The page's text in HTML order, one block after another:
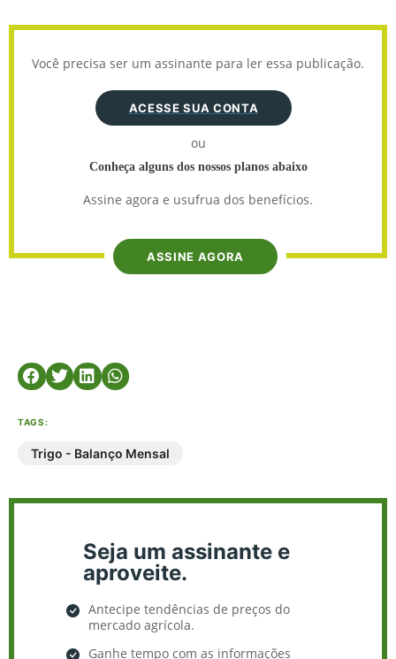
Você precisa ser um assinante para ler essa publicação.
ACESSE SUA CONTA
ou
Conheça alguns dos nossos planos abaixo
Assine agora e usufrua dos benefícios.
ASSINE AGORA
TAGS:
Trigo - Balanço Mensal
Seja um assinante e
aproveite.
Antecipe tendências de preços do
mercado agrícola.
Ganhe tempo com as informações